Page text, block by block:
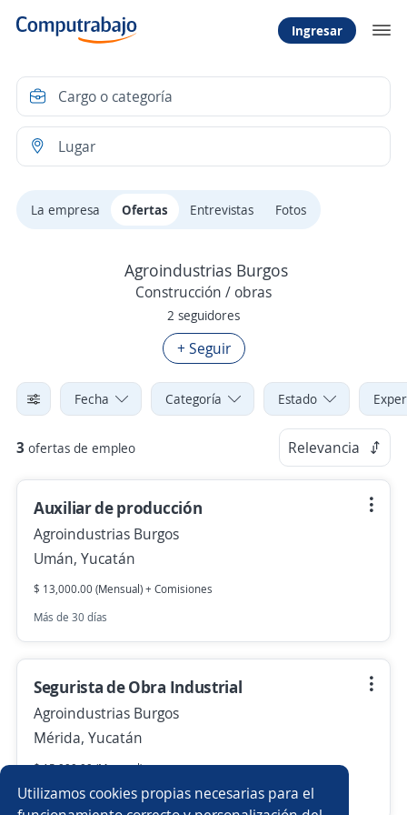
Utilizamos cookies propias necesarias para el
Ingresar
La empresa Ofertas Entrevistas Fotos
Agroindustrias Burgos
Construcción / obras
2 seguidores
+ Seguir
Fecha Categoría Estado
3 ofertas de empleo Relevancia
Auxiliar de producción
Agroindustrias Burgos
Umán, Yucatán
$ 13,000.00 (Mensual) + Comisiones
Más de 30 días
Segurista de Obra Industrial
Agroindustrias Burgos
Mérida, Yucatán
$ 15,000.00 (Mensual)
Más de 30 días